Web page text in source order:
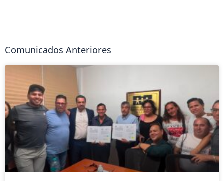
Comunicados Anteriores